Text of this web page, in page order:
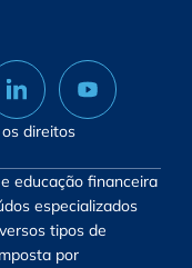
direitos
educação financeira
especializados
tipos de
por